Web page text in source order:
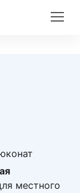
местного